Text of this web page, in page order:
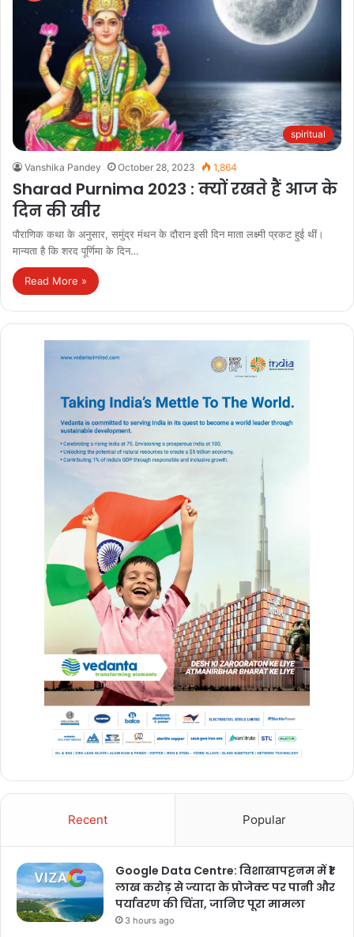
spiritual
Vanshika Pandey October 28, 2023 1,864
Sharad Purnima 2023 : क्यों रखते हैं आज के
दिन की खीर
पौराणिक कथा के अनुसार, समुंद्र मंथन के दौरान इसी दिन माता लक्ष्मी प्रकट हुई थीं।
मान्यता है कि शरद पूर्णिमा के दिन…
Read More »
Recent Popular
Google Data Centre: विशाखापट्टनम में ₹1
लाख करोड़ से ज्यादा के प्रोजेक्ट पर पानी और
पर्यावरण की चिंता, जानिए पूरा मामला
3 hours ago